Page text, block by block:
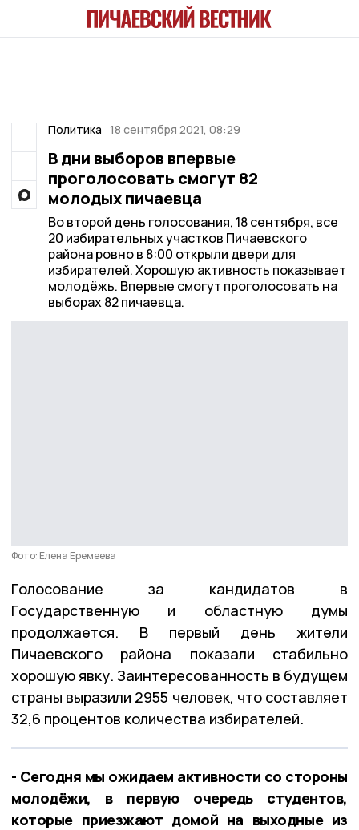
Политика 18 сентября 2021, 08:29
В дни выборов впервые
проголосовать смогут 82
молодых пичаевца
Во второй день голосования, 18 сентября, все
20 избирательных участков Пичаевского
района ровно в 8:00 открыли двери для
избирателей. Хорошую активность показывает
молодёжь. Впервые смогут проголосовать на
выборах 82 пичаевца.
Фото: Елена Еремеева
Голосование за кандидатов в
Государственную и областную думы
продолжается. В первый день жители
Пичаевского района показали стабильно
хорошую явку. Заинтересованность в будущем
страны выразили 2955 человек, что составляет
32,6 процентов количества избирателей.
- Сегодня мы ожидаем активности со стороны
молодёжи, в первую очередь студентов,
которые приезжают домой на выходные из